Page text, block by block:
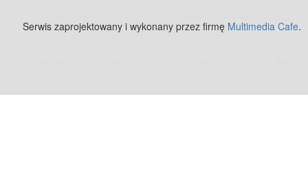
Serwis zaprojektowany i wykonany przez firmę Multimedia Cafe.